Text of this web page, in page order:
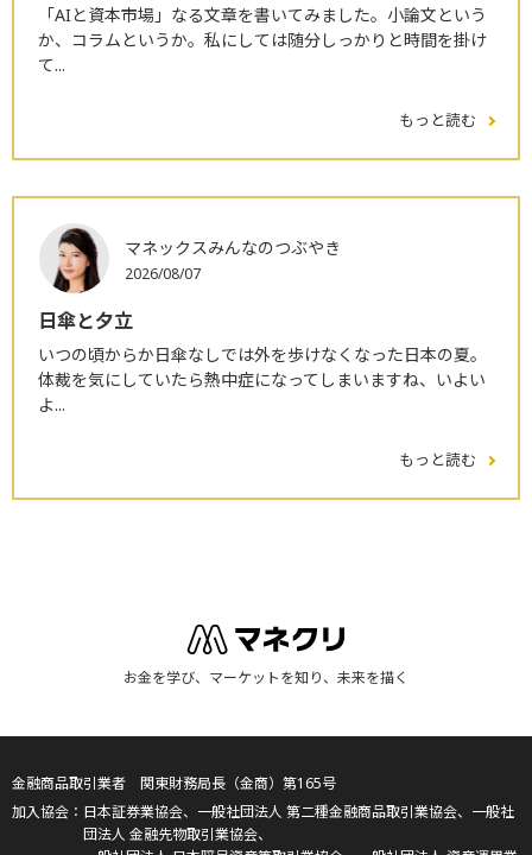
「AIと資本市場」なる文章を書いてみました。小論文という
か、コラムというか。私にしては随分しっかりと時間を掛け
て...
もっと読む
マネックスみんなのつぶやき
2026/08/07
日傘と夕立
いつの頃からか日傘なしでは外を歩けなくなった日本の夏。
体裁を気にしていたら熱中症になってしまいますね、いよい
よ...
もっと読む